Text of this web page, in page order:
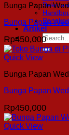
Artikel
Search
for:
Bunga Papan
Bunga Papan
Rp450,000
Quick View
Bunga Papan
Bunga Papan
Rp450,000
Quick View